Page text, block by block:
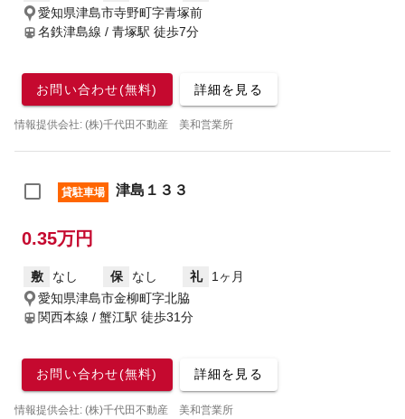
愛知県津島市寺野町字青塚前
名鉄津島線 / 青塚駅 徒歩7分
お問い合わせ(無料) 詳細を見る
情報提供会社: (株)千代田不動産 美和営業所
貸駐車場 津島１３３
0.35万円
敷 なし 保 なし 礼
1ヶ月
愛知県津島市金柳町字北脇
関西本線 / 蟹江駅 徒歩31分
お問い合わせ(無料) 詳細を見る
情報提供会社: (株)千代田不動産 美和営業所